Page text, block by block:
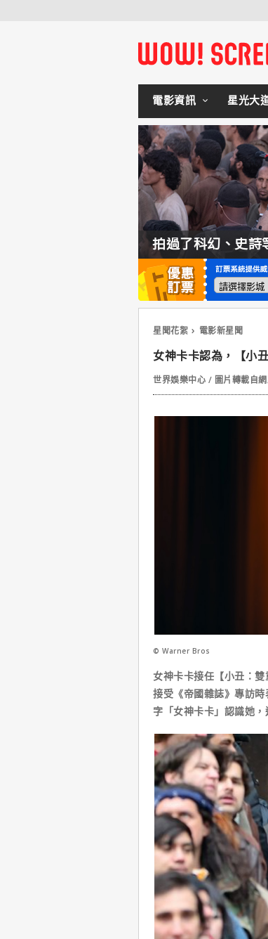
電影資訊 星光大
拍過了科幻、史詩
星聞花絮 電影新星聞
女神卡卡認為，【小
世界娛樂中心 / 圖片轉載自
© Warner Bros
女神卡卡接任【小丑：
接受《帝國雜誌》專訪
字「女神卡卡」認識她